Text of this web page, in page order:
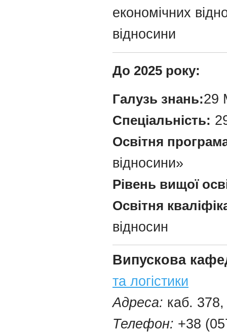
економічних
відносини
До 2025 року:
Галузь знань:29
Спеціальність:
Освітня
відносини»
Рівень вищої
Освітня
відносин
Випускова
та логістики
Адреса: каб.
Телефон: +38